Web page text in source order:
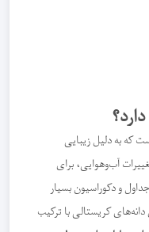
که به دلیل زیبایی
آب‌وهوایی، برای
و دکوراسیون بسیار
کریستالی با ترکیب